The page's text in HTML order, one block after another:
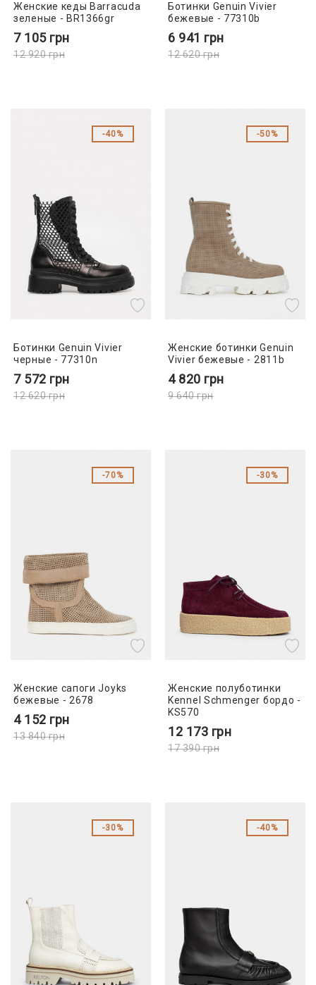
Женские кеды Barracuda
зеленые - BR1366gr
7 105 грн
12 920грн
Ботинки Genuin Vivier
бежевые - 77310b
6 941 грн
12 620грн
40%
Ботинки Genuin Vivier
черные - 77310n
7 572 грн
12 620грн
50%
Женские ботинки Genuin
Vivier бежевые - 2811b
4 820 грн
9 640грн
70%
Женские сапоги Joyks
бежевые - 2678
4 152 грн
13 840грн
30%
Женские полуботинки
Kennel Schmenger бордо -
KS570
12 173 грн
17 390грн
30% 40%